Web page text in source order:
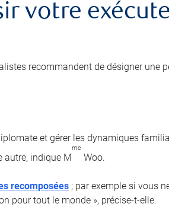
votre
recommandent de désigner une
et gérer les dynamiques
autre, indique M
me
Woo.
recomposées ; par exemple si vous
pour tout le monde », précise-t-elle.